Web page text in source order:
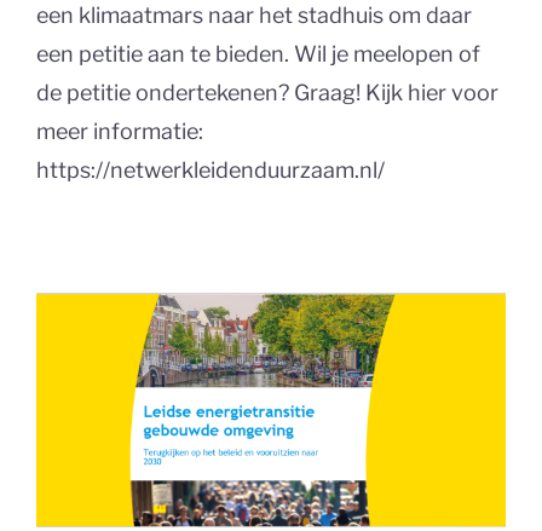
een klimaatmars naar het stadhuis om daar
een petitie aan te bieden. Wil je meelopen of
de petitie ondertekenen? Graag! Kijk hier voor
meer informatie:
https://netwerkleidenduurzaam.nl/